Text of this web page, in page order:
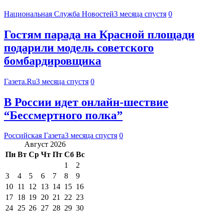
Национальная Служба Новостей3 месяца спустя 0
Гостям парада на Красной площади
подарили модель советского
бомбардировщика
Газета.Ru3 месяца спустя 0
В России идет онлайн-шествие
“Бессмертного полка”
Российская Газета3 месяца спустя 0
Август 2026
Пн Вт Ср Чт Пт Сб Вс
1
2
3
4 5 6 7 8
9
10 11 12 13 14 15 16
17 18 19 20 21 22 23
24 25 26 27 28 29 30